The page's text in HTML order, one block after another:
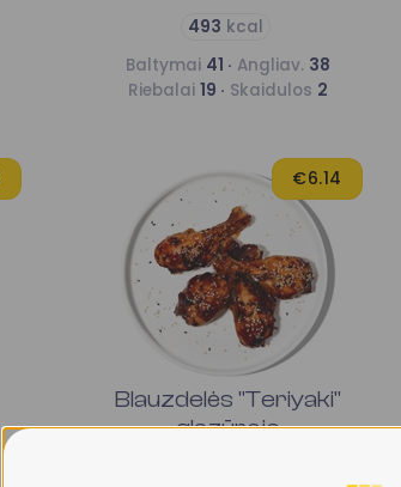
493 kcal
Baltymai 41 · Angliav. 38
Riebalai 19 · Skaidulos 2
Blauzdelės "Teriyaki"
glazūroje
€6.14